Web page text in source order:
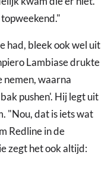
had, bleek ook wel uit
Lambiase drukte
nemen, waarna
pushen'. Hij legt uit
"Nou, dat is iets wat
Redline in de
zegt het ook altijd: